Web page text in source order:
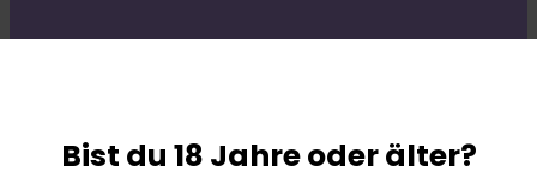
Bist du 18 Jahre oder älter?
die